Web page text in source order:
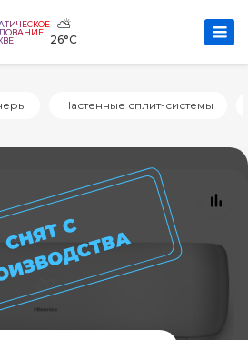
⛅
26°C
Настенные сплит-системы